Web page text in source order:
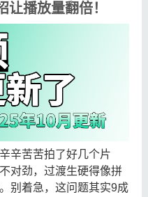
播放量翻倍！
辛苦苦拍了好几个片
对劲，过渡生硬得像拼
别着急，这问题其实9成